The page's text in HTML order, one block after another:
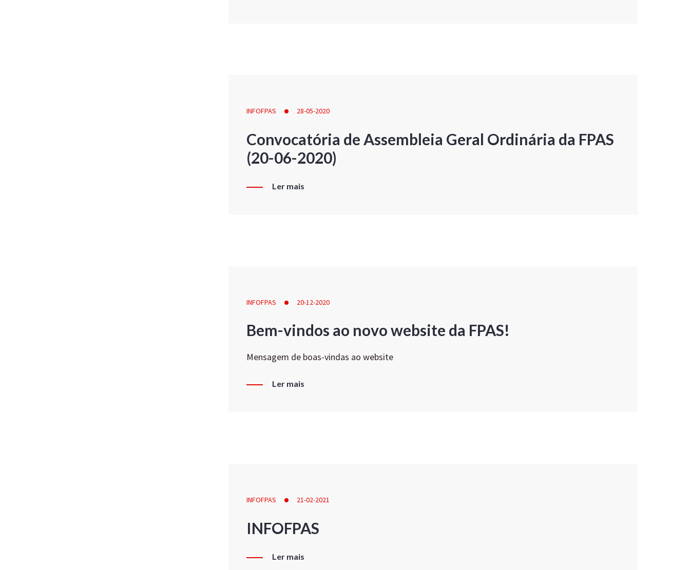
INFOFPAS 28-05-2020
Convocatória de Assembleia Geral Ordinária da FPAS
(20-06-2020)
Ler mais
INFOFPAS 20-12-2020
Bem-vindos ao novo website da FPAS!
Mensagem de boas-vindas ao website
Ler mais
INFOFPAS 21-02-2021
INFOFPAS
Ler mais